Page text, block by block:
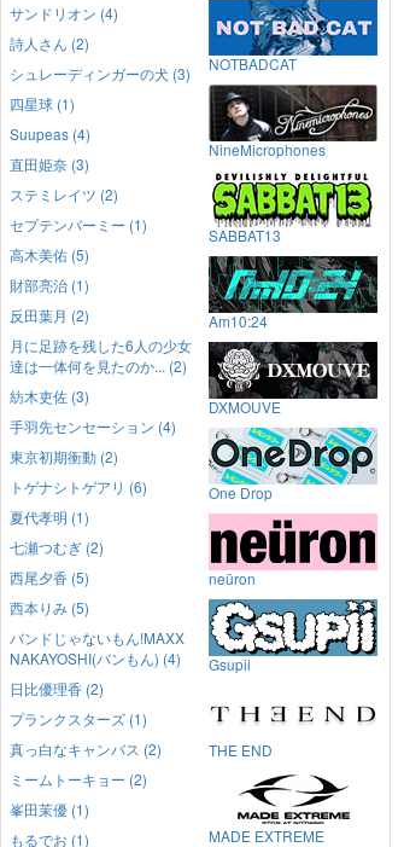
サンドリオン (4)
詩人さん (2)
シュレーディンガーの犬 (3)
四星球 (1)
Suupeas (4)
直田姫奈 (3)
ステミレイツ (2)
セプテンバーミー (1)
高木美佑 (5)
財部亮治 (1)
反田葉月 (2)
月に足跡を残した6人の少女
達は一体何を見たのか... (2)
紡木吏佐 (3)
手羽先センセーション (4)
東京初期衝動 (2)
トゲナシトゲアリ (6)
夏代孝明 (1)
七瀬つむぎ (2)
西尾夕香 (5)
西本りみ (5)
バンドじゃないもん!MAXX
NAKAYOSHI(バンもん) (4)
日比優理香 (2)
プランクスターズ (1)
真っ白なキャンバス (2)
ミームトーキョー (2)
峯田茉優 (1)
もるでお (1)
NOTBADCAT
NineMicrophones
SABBAT13
Am10:24
DXMOUVE
One Drop
neüron
Gsupii
THE END
MADE EXTREME